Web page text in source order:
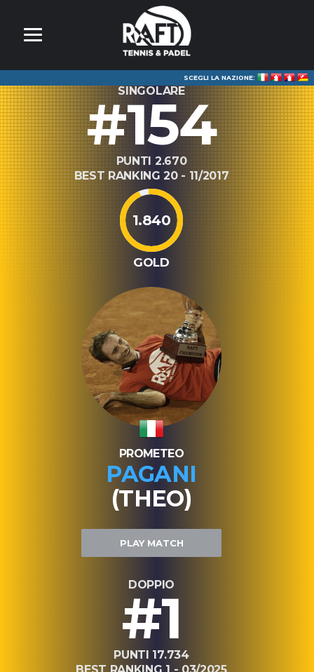
SCEGLI LA NAZIONE:
SINGOLARE
#154
PUNTI 2.670
BEST RANKING 20 - 11/2017
1.840
GOLD
PROMETEO
PAGANI
(THEO)
PLAY MATCH
DOPPIO
#1
PUNTI 17.734